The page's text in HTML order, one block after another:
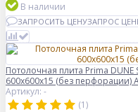
В наличии
ЗАПРОСИТЬ ЦЕНУЗАПРОС
Потолочная плита Prima
600x600x15 (без перфорации)
Артикул: -
(1)